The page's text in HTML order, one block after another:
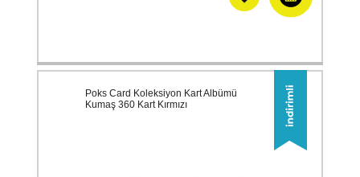
Poks Card Koleksiyon Kart Albümü
Kumaş 360 Kart Kırmızı